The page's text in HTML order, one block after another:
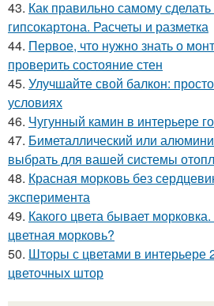
43. Как правильно самому сделать
гипсокартона. Расчеты и разметка
44. Первое, что нужно знать о
проверить состояние стен
45. Улучшайте свой балкон:
условиях
46. Чугунный камин в интерьере
47. Биметаллический или
выбрать для вашей системы
48. Красная морковь без
эксперимента
49. Какого цвета бывает
цветная морковь?
50. Шторы с цветами в интерьере
цветочных штор